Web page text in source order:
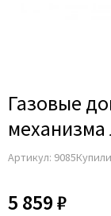
Газовые
Артикул: 9085
5 859 ₽